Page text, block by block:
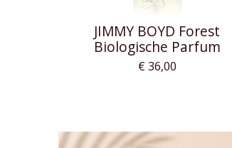
JIMMY BOYD Forest
Biologische Parfum
€ 36,00